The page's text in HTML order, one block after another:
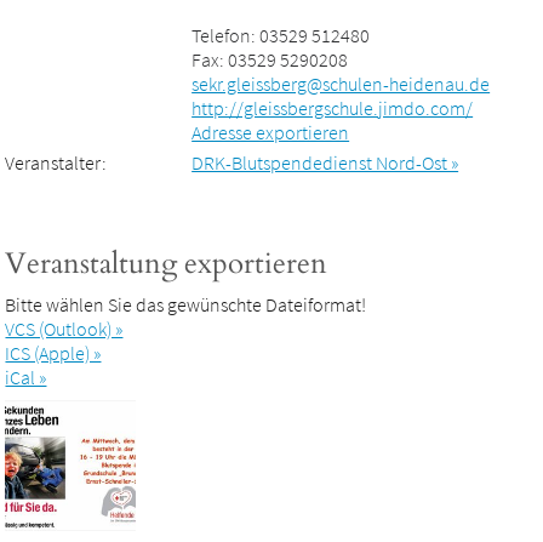
Telefon: 03529 512480
Fax: 03529 5290208
sekr.gleissberg@schulen-heidenau.de
http://gleissbergschule.jimdo.com/
Adresse exportieren
Veranstalter:
DRK-Blutspendedienst Nord-Ost »
Veranstaltung exportieren
Bitte wählen Sie das gewünschte Dateiformat!
VCS (Outlook) »
ICS (Apple) »
iCal »